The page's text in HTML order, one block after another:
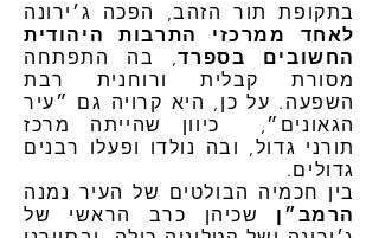
בתקופת תור הזהב, הפכה ג׳ירונה
לאחד ממרכזי התרבות היהודית
החשובים בספרד, בה התפתחה
מסורת קבלית ורוחנית רבת
השפעה. על כן, היא קרויה גם ״עיר
הגאונים״, כיוון שהייתה מרכז
תורני גדול, ובה נולדו ופעלו רבנים
גדולים.
בין חכמיה הבולטים של העיר נמנה
הרמב״ן שכיהן כרב הראשי של